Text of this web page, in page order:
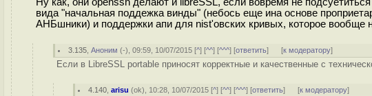
вида "начальная поддежка винды" (небось еще ина основе
АНБшники) и поддержки апи для nist'овских кривых, которое вообще
3.135 ,Аноним (-), 09:59, 10/07/2015 [^] [^^] [^^^] [ответить] [к модератору]
Если в LibreSSL portable приносят корректные и качественные с
4.140 ,arisu (ok), 10:28, 10/07/2015 [^] [^^] [^^^] [ответить] [к модератору]